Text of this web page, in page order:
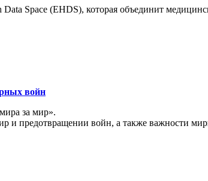
Space (EHDS), которая объединит
войн
за мир».
и предотвращении войн, а также важности